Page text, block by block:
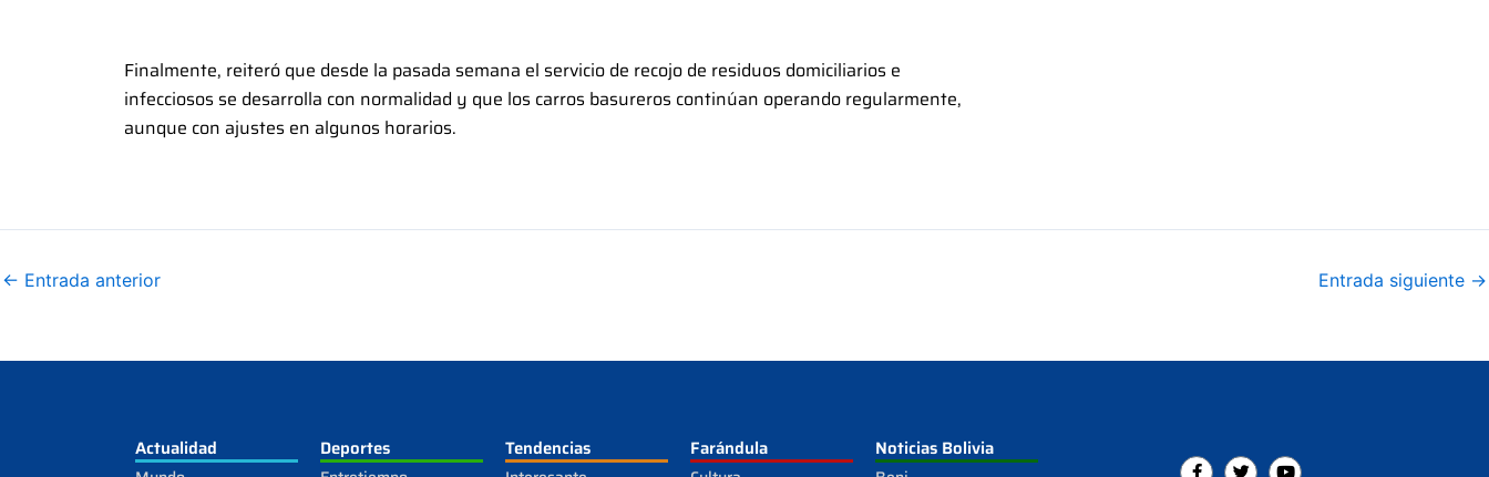
Finalmente, reiteró que desde la pasada semana el servicio de recojo de residuos domiciliarios e
infecciosos se desarrolla con normalidad y que los carros basureros continúan operando regularmente,
aunque con ajustes en algunos horarios.
← Entrada anterior Entrada siguiente →
Actualidad Deportes Tendencias Farándula Noticias Bolivia
F T Y